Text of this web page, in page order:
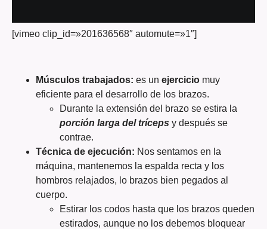
[vimeo clip_id=»201636568″ automute=»1″]
Músculos trabajados: es un ejercicio muy
eficiente para el desarrollo de los brazos.
Durante la extensión del brazo se estira la
porción larga del tríceps y después se
contrae.
Técnica de ejecución: Nos sentamos en la
máquina, mantenemos la espalda recta y los
hombros relajados, lo brazos bien pegados al
cuerpo.
Estirar los codos hasta que los brazos queden
estirados, aunque no los debemos bloquear